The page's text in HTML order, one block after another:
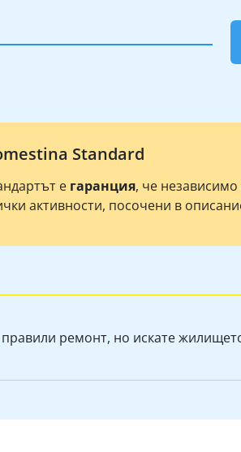
Standard
е гаранция, че
активности, посочени в
правили ремонт, но искате